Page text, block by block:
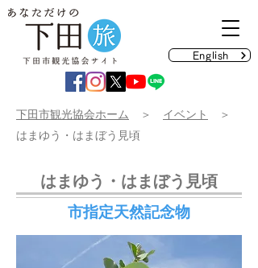
English
​下田市観光協会ホーム ＞ イベント
＞
はまゆう・はまぼう見頃
はまゆう・はまぼう見頃
市指定天然記念物